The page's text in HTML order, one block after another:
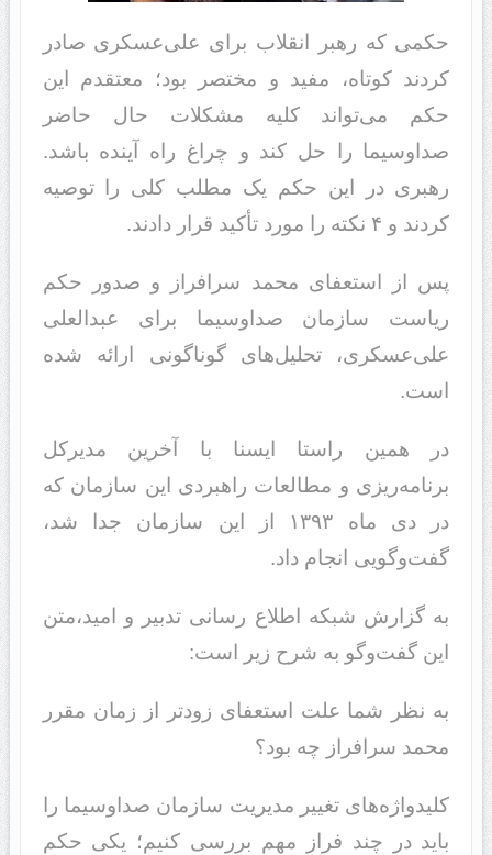
حکمی که رهبر انقلاب برای علی‌عسکری صادر
کردند کوتاه، مفید و مختصر بود؛ معتقدم این
حکم می‌تواند کلیه مشکلات حال حاضر
صداوسیما را حل کند و چراغ راه آینده باشد.
رهبری در این حکم یک مطلب کلی را توصیه
کردند و ۴ نکته را مورد تأکید قرار دادند.
پس از استعفای محمد سرافراز و صدور حکم
ریاست سازمان صداوسیما برای عبد‌العلی
علی‌عسکری، تحلیل‌های گوناگونی ارائه شده
است.
در همین راستا ایسنا با آخرین مدیرکل
برنامه‌ریزی و مطالعات راهبردی این سازمان که
در دی ماه ۱۳۹۳ از این سازمان جدا شد،
گفت‌وگویی انجام داد.
به گزارش شبکه اطلاع رسانی تدبیر و امید،متن
این گفت‌وگو به شرح زیر است:
به نظر شما علت استعفای زودتر از زمان مقرر
محمد سرافراز چه بود؟
کلیدواژه‌های تغییر مدیریت سازمان صداوسیما را
باید در چند فراز مهم بررسی کنیم؛ یکی حکم